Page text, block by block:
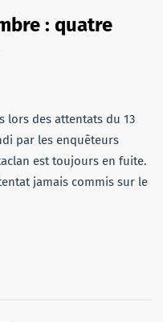
: quatre
lors des attentats du 13
par les enquêteurs
est toujours en fuite.
jamais commis sur le